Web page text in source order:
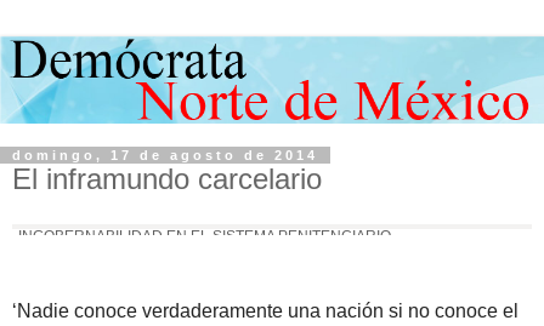
domingo, 17 de agosto de 2014
El inframundo carcelario
INGOBERNABILIDAD EN EL SISTEMA PENITENCIARIO
‘Nadie conoce verdaderamente una nación si no conoce el